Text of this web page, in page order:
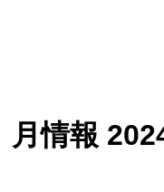
月情報